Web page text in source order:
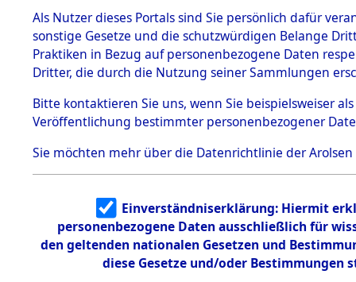
1.2.9.1
Effekten aus
dem KZ
Dachau
Effekten aus
dem KZ
Dachau,
Landesentsch
ädigungsamt
Effekten aus
dem KZ
Neuengamm
e
1.2.9.4
Effekten nicht
DOKUMENTE
Als Nutzer dieses Portals sind Sie persönlich dafür
sonstige Gesetze und die schutzwürdigen Belange
Praktiken in Bezug auf personenbezogene Daten
Dritter, die durch die Nutzung seiner Sammlungen
Bitte kontaktieren Sie uns, wenn Sie beispielsweiser
Veröffentlichung bestimmter personenbezogener
Sie möchten mehr über die Datenrichtlinie der Arolsen
Einverständniserklärung: Hiermit
personenbezogene Daten ausschließlich für
den geltenden nationalen Gesetzen und
diese Gesetze und/oder Bestimmungen